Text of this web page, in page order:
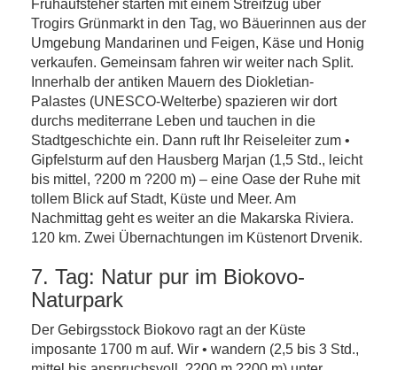
Frühaufsteher starten mit einem Streifzug über
Trogirs Grünmarkt in den Tag, wo Bäuerinnen aus der
Umgebung Mandarinen und Feigen, Käse und Honig
verkaufen. Gemeinsam fahren wir weiter nach Split.
Innerhalb der antiken Mauern des Diokletian-
Palastes (UNESCO-Welterbe) spazieren wir dort
durchs mediterrane Leben und tauchen in die
Stadtgeschichte ein. Dann ruft Ihr Reiseleiter zum •
Gipfelsturm auf den Hausberg Marjan (1,5 Std., leicht
bis mittel, ?200 m ?200 m) – eine Oase der Ruhe mit
tollem Blick auf Stadt, Küste und Meer. Am
Nachmittag geht es weiter an die Makarska Riviera.
120 km. Zwei Übernachtungen im Küstenort Drvenik.
7. Tag: Natur pur im Biokovo-
Naturpark
Der Gebirgsstock Biokovo ragt an der Küste
imposante 1700 m auf. Wir • wandern (2,5 bis 3 Std.,